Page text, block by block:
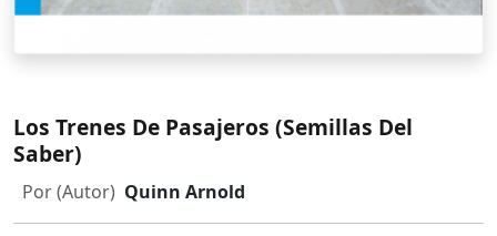
Los Trenes De Pasajeros (Semillas Del
Saber)
Por (Autor) Quinn Arnold